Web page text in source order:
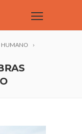
HUMANO